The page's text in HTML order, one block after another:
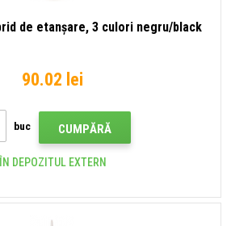
de etanșare, 3 culori negru/black
90.02 lei
buc CUMPĂRĂ
ÎN DEPOZITUL EXTERN